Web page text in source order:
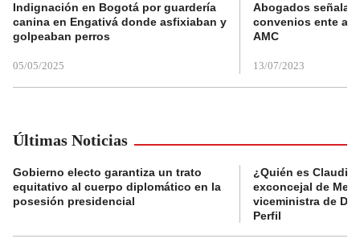
Indignación en Bogotá por guardería
canina en Engativá donde asfixiaban y
golpeaban perros
05/05/2025
Abogados
convenios ente
AMC
13/07/2023
Últimas Noticias
Gobierno electo garantiza un trato
equitativo al cuerpo diplomático en la
posesión presidencial
¿Quién es Claudia
exconcejal de
viceministra de
Perfil